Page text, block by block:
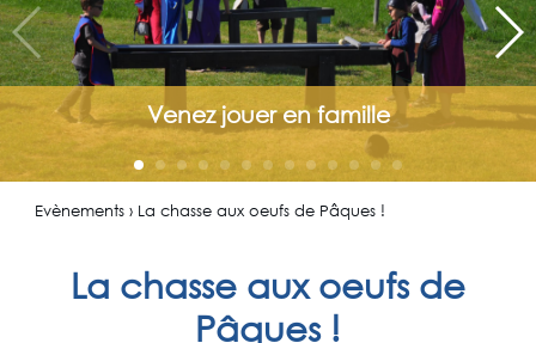
Venez jouer en famille
Evènements › La chasse aux oeufs de Pâques !
La chasse aux oeufs de
Pâques !